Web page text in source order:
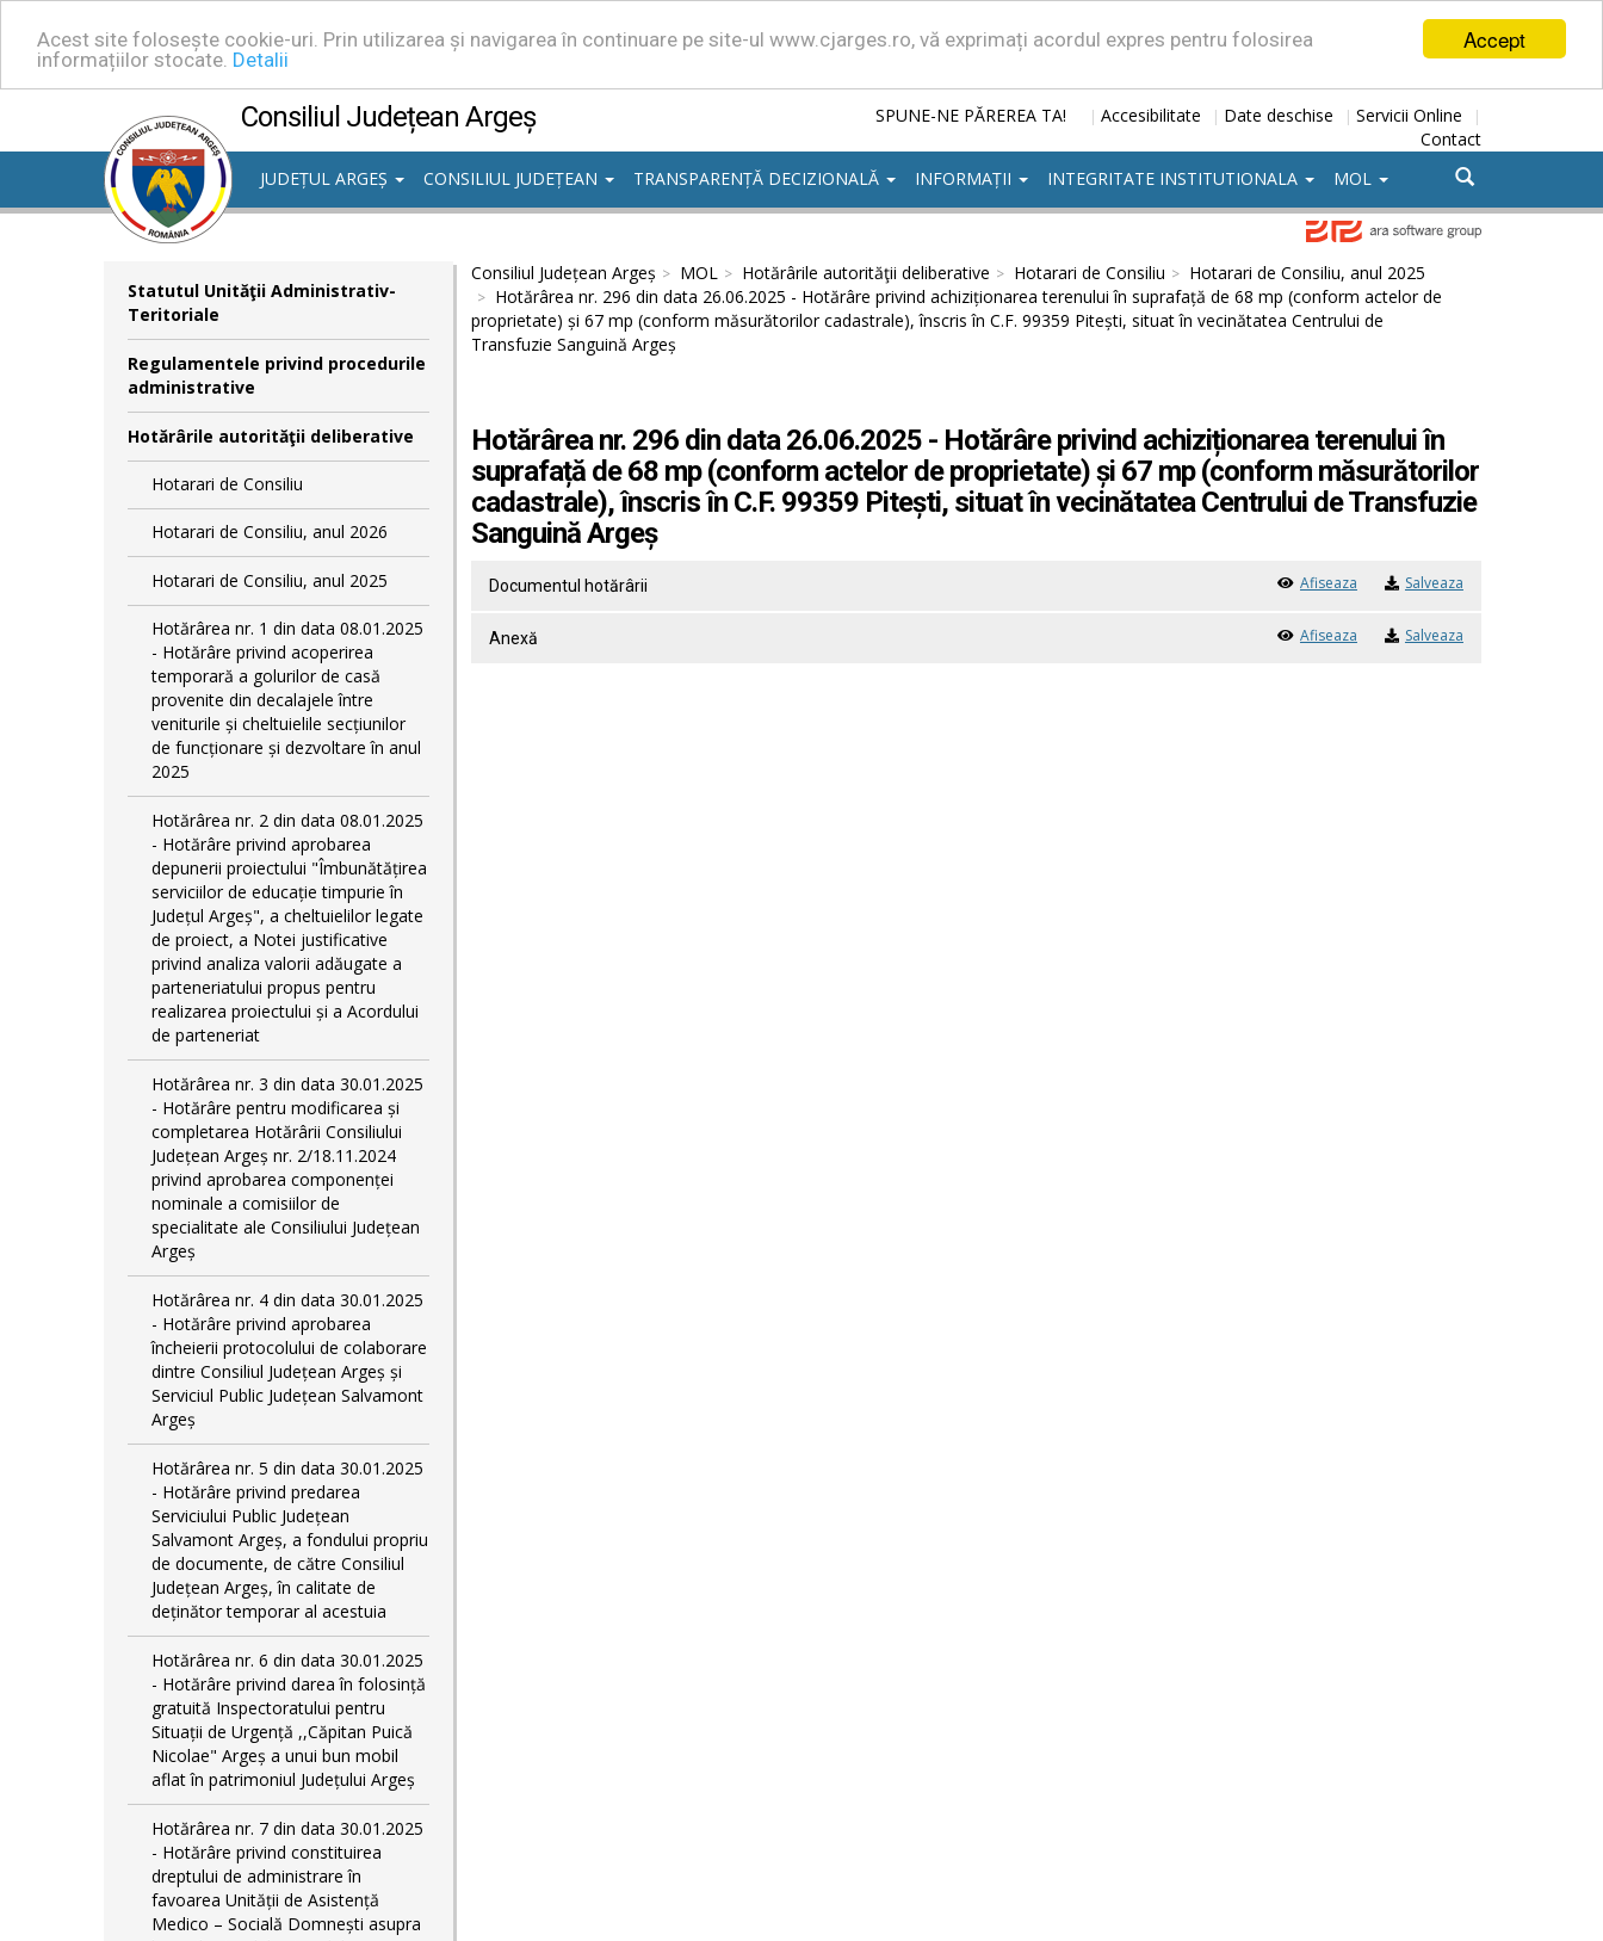
Accept
Acest site folosește cookie-uri. Prin utilizarea și navigarea în continuare pe site-ul www.cjarges.ro, vă exprimați acordul expres pentru folosirea
informațiilor stocate. Detalii
Consiliul Județean Argeș SPUNE-NE PĂREREA TA! | Accesibilitate | Date deschise | Servicii Online |
Contact
JUDEȚUL ARGEȘ
CONSILIUL JUDEȚEAN TRANSPARENȚĂ DECIZIONALĂ INFORMAȚII INTEGRITATE INSTITUTIONALA MOL
Statutul Unităţii Administrativ-
Teritoriale
Regulamentele privind procedurile
administrative
Hotărârile autorităţii deliberative
Hotarari de Consiliu
Hotarari de Consiliu, anul 2026
Hotarari de Consiliu, anul 2025
Hotărârea nr. 1 din data 08.01.2025
- Hotărâre privind acoperirea
temporară a golurilor de casă
provenite din decalajele între
veniturile și cheltuielile secțiunilor
de funcționare și dezvoltare în anul
2025
Hotărârea nr. 2 din data 08.01.2025
- Hotărâre privind aprobarea
depunerii proiectului "Îmbunătățirea
serviciilor de educație timpurie în
Județul Argeș", a cheltuielilor legate
de proiect, a Notei justificative
privind analiza valorii adăugate a
parteneriatului propus pentru
realizarea proiectului și a Acordului
de parteneriat
Hotărârea nr. 3 din data 30.01.2025
- Hotărâre pentru modificarea și
completarea Hotărârii Consiliului
Județean Argeș nr. 2/18.11.2024
privind aprobarea componenței
nominale a comisiilor de
specialitate ale Consiliului Județean
Argeș
Hotărârea nr. 4 din data 30.01.2025
- Hotărâre privind aprobarea
încheierii protocolului de colaborare
dintre Consiliul Județean Argeș și
Serviciul Public Județean Salvamont
Argeș
Hotărârea nr. 5 din data 30.01.2025
- Hotărâre privind predarea
Serviciului Public Județean
Salvamont Argeș, a fondului propriu
de documente, de către Consiliul
Județean Argeș, în calitate de
deținător temporar al acestuia
Hotărârea nr. 6 din data 30.01.2025
- Hotărâre privind darea în folosință
gratuită Inspectoratului pentru
Situații de Urgență ,,Căpitan Puică
Nicolae" Argeș a unui bun mobil
aflat în patrimoniul Județului Argeș
Hotărârea nr. 7 din data 30.01.2025
- Hotărâre privind constituirea
dreptului de administrare în
favoarea Unității de Asistență
Medico – Socială Domnești asupra
Consiliul Județean Argeș MOL Hotărârile autorităţii deliberative Hotarari de Consiliu
Hotarari de Consiliu, anul 2025
Hotărârea nr. 296 din data 26.06.2025 - Hotărâre privind achiziționarea terenului în suprafață de 68 mp (conform actelor de
proprietate) și 67 mp (conform măsurătorilor cadastrale), înscris în C.F. 99359 Pitești, situat în vecinătatea Centrului de
Transfuzie Sanguină Argeș
Hotărârea nr. 296 din data 26.06.2025 - Hotărâre privind achiziționarea terenului în
suprafață de 68 mp (conform actelor de proprietate) și 67 mp (conform măsurătorilor
cadastrale), înscris în C.F. 99359 Pitești, situat în vecinătatea Centrului de Transfuzie
Sanguină Argeș
Documentul hotărârii Afiseaza Salveaza
Anexă Afiseaza Salveaza